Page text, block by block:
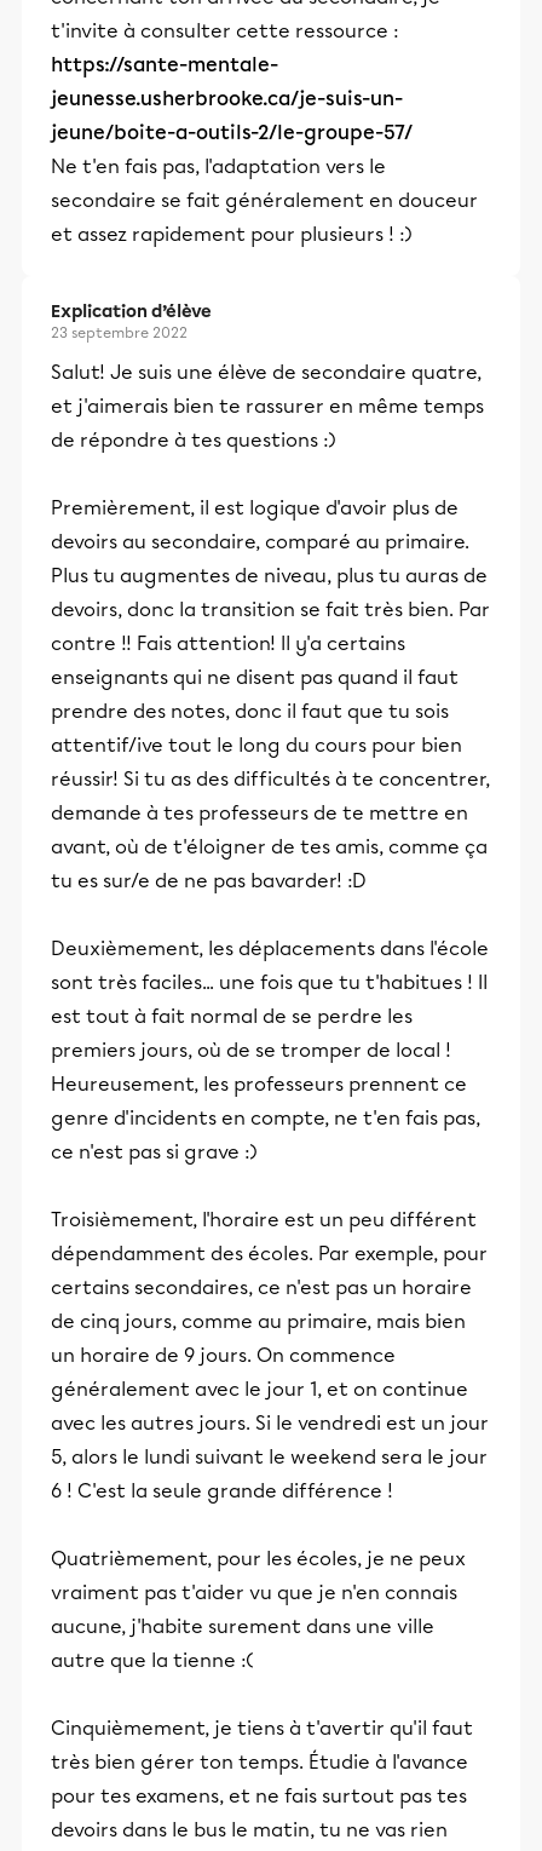
t'invite à consulter cette ressource :
https://sante-mentale-
jeunesse.usherbrooke.ca/je-suis-un-
jeune/boite-a-outils-2/le-groupe-57/
Ne t'en fais pas, l'adaptation vers le
secondaire se fait généralement en douceur
et assez rapidement pour plusieurs ! :)
Explication d’élève
23 septembre 2022
Salut! Je suis une élève de secondaire quatre,
et j'aimerais bien te rassurer en même temps
de répondre à tes questions :)
Premièrement, il est logique d'avoir plus de
devoirs au secondaire, comparé au primaire.
Plus tu augmentes de niveau, plus tu auras de
devoirs, donc la transition se fait très bien. Par
contre !! Fais attention! Il y'a certains
enseignants qui ne disent pas quand il faut
prendre des notes, donc il faut que tu sois
attentif/ive tout le long du cours pour bien
réussir! Si tu as des difficultés à te concentrer,
demande à tes professeurs de te mettre en
avant, où de t'éloigner de tes amis, comme ça
tu es sur/e de ne pas bavarder! :D
Deuxièmement, les déplacements dans l'école
sont très faciles... une fois que tu t'habitues ! Il
est tout à fait normal de se perdre les
premiers jours, où de se tromper de local !
Heureusement, les professeurs prennent ce
genre d'incidents en compte, ne t'en fais pas,
ce n'est pas si grave :)
Troisièmement, l'horaire est un peu différent
dépendamment des écoles. Par exemple, pour
certains secondaires, ce n'est pas un horaire
de cinq jours, comme au primaire, mais bien
un horaire de 9 jours. On commence
généralement avec le jour 1, et on continue
avec les autres jours. Si le vendredi est un jour
5, alors le lundi suivant le weekend sera le jour
6 ! C'est la seule grande différence !
Quatrièmement, pour les écoles, je ne peux
vraiment pas t'aider vu que je n'en connais
aucune, j'habite surement dans une ville
autre que la tienne :(
Cinquièmement, je tiens à t'avertir qu'il faut
très bien gérer ton temps. Étudie à l'avance
pour tes examens, et ne fais surtout pas tes
devoirs dans le bus le matin, tu ne vas rien